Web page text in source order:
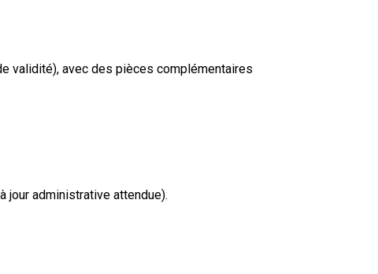
validité), avec des pièces complémentaires
jour administrative attendue).